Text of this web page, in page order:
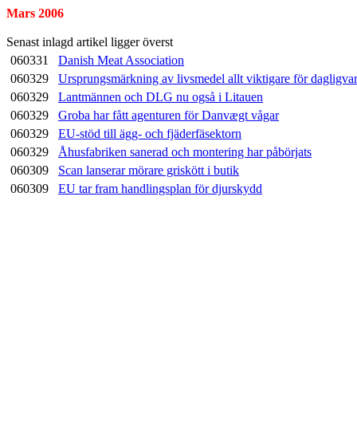
Mars 2006
Senast inlagd artikel ligger överst
060331
Danish Meat Association
060329
Ursprungsmärkning av livsmedel allt viktigare för
060329
Lantmännen och DLG nu også i Litauen
060329
Groba har fått agenturen för Danvægt vågar
060329
EU-stöd till ägg- och fjäderfäsektorn
060329
Åhusfabriken sanerad och montering har påbörjats
060309
Scan lanserar mörare griskött i butik
060309
EU tar fram handlingsplan för djurskydd